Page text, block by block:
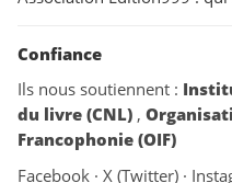
Confiance
Ils nous soutiennent :
du livre (CNL) ,
Francophonie (OIF)
Facebook · X (Twitter) ·